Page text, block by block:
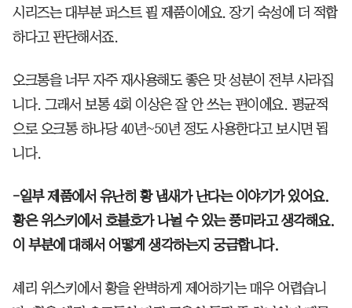
시리즈는 대부분 퍼스트 필 제품이에요. 장기 숙성에 더 적합
하다고 판단해서죠.
오크통을 너무 자주 재사용해도 좋은 맛 성분이 전부 사라집
니다. 그래서 보통 4회 이상은 잘 안 쓰는 편이에요. 평균적
으로 오크통 하나당 40년~50년 정도 사용한다고 보시면 됩
니다.
-일부 제품에서 유난히 황 냄새가 난다는 이야기가 있어요.
황은 위스키에서 호불호가 나뉠 수 있는 풍미라고 생각해요.
이 부분에 대해서 어떻게 생각하는지 궁금합니다.
셰리 위스키에서 황을 완벽하게 제어하기는 매우 어렵습니